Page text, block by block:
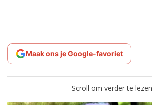
Maak ons je Google-favoriet
Scroll om verder te lezen